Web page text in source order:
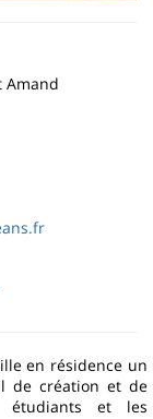
Amand
en résidence un
de création et de
étudiants et les